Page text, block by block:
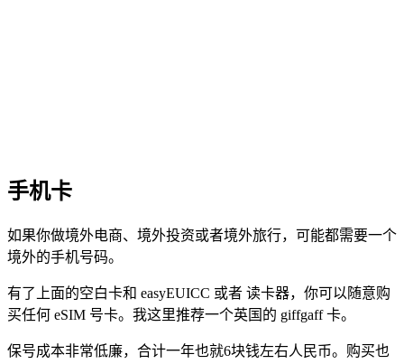
手机卡
如果你做境外电商、境外投资或者境外旅行，可能都需要一个
境外的手机号码。
有了上面的空白卡和 easyEUICC 或者 读卡器，你可以随意购
买任何 eSIM 号卡。我这里推荐一个英国的 giffgaff 卡。
保号成本非常低廉，合计一年也就6块钱左右人民币。购买也